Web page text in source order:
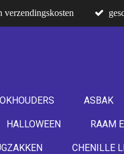
verzendingskosten
ASBAK
HALLOWEEN RAAM
CHENILLE